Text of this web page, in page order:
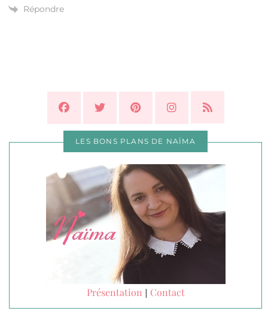
Répondre
LES BONS PLANS DE NAÏMA
Présentation | Contact